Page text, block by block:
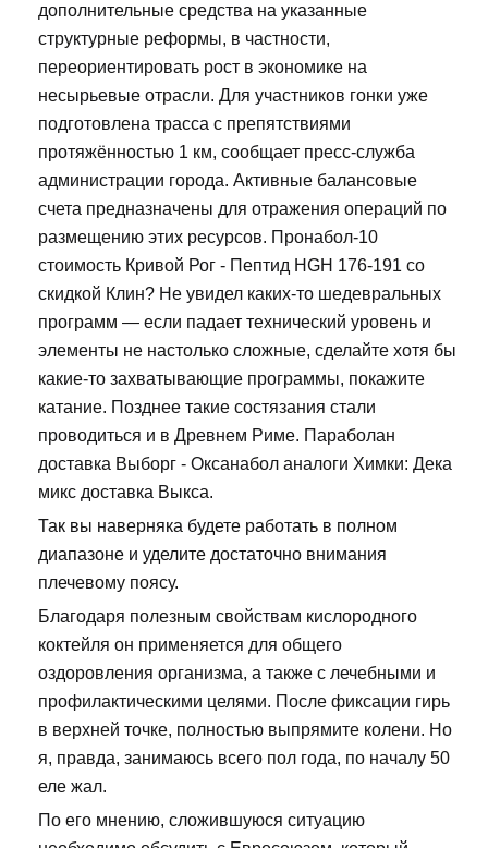
дополнительные средства на указанные
структурные реформы, в частности,
переориентировать рост в экономике на
несырьевые отрасли. Для участников гонки уже
подготовлена трасса с препятствиями
протяжённостью 1 км, сообщает пресс-служба
администрации города. Активные балансовые
счета предназначены для отражения операций по
размещению этих ресурсов. Пронабол-10
стоимость Кривой Рог - Пептид HGH 176-191 со
скидкой Клин? Не увидел каких-то шедевральных
программ — если падает технический уровень и
элементы не настолько сложные, сделайте хотя бы
какие-то захватывающие программы, покажите
катание. Позднее такие состязания стали
проводиться и в Древнем Риме. Параболан
доставка Выборг - Оксанабол аналоги Химки: Дека
микс доставка Выкса.
Так вы наверняка будете работать в полном
диапазоне и уделите достаточно внимания
плечевому поясу.
Благодаря полезным свойствам кислородного
коктейля он применяется для общего
оздоровления организма, а также с лечебными и
профилактическими целями. После фиксации гирь
в верхней точке, полностью выпрямите колени. Но
я, правда, занимаюсь всего пол года, по началу 50
еле жал.
По его мнению, сложившуюся ситуацию